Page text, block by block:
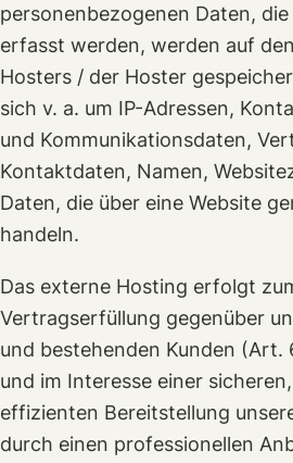
personenbezogenen Daten,
erfasst werden, werden auf
Hosters / der Hoster
sich v. a. um IP-Adressen,
und Kommunikationsdaten,
Kontaktdaten, Namen,
Daten, die über eine Website
handeln.
Das externe Hosting erfolgt
Vertragserfüllung gegenüber
und bestehenden Kunden (Art.
und im Interesse einer
effizienten Bereitstellung
durch einen professionellen